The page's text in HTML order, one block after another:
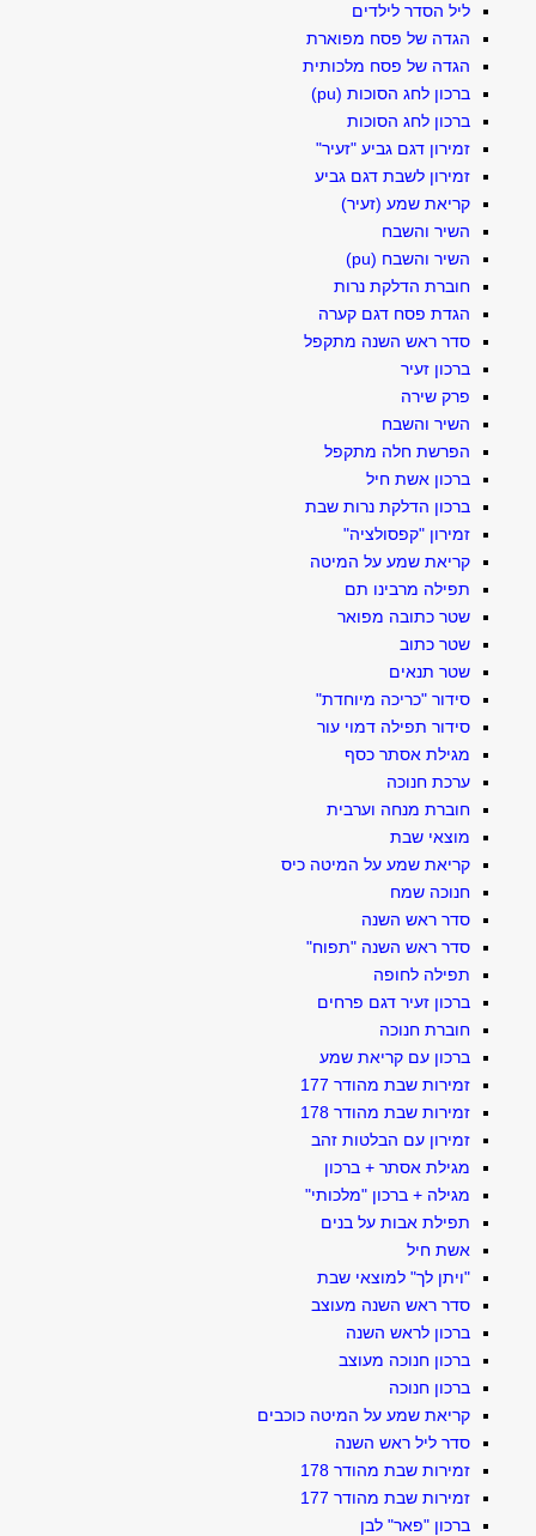
ליל הסדר לילדים
הגדה של פסח מפוארת
הגדה של פסח מלכותית
ברכון לחג הסוכות (pu)
ברכון לחג הסוכות
זמירון דגם גביע "זעיר"
זמירון לשבת דגם גביע
קריאת שמע (זעיר)
השיר והשבח
השיר והשבח (pu)
חוברת הדלקת נרות
הגדת פסח דגם קערה
סדר ראש השנה מתקפל
ברכון זעיר
פרק שירה
השיר והשבח
הפרשת חלה מתקפל
ברכון אשת חיל
ברכון הדלקת נרות שבת
זמירון "קפסולציה"
קריאת שמע על המיטה
תפילה מרבינו תם
שטר כתובה מפואר
שטר כתוב
שטר תנאים
סידור "כריכה מיוחדת"
סידור תפילה דמוי עור
מגילת אסתר כסף
ערכת חנוכה
חוברת מנחה וערבית
מוצאי שבת
קריאת שמע על המיטה כיס
חנוכה שמח
סדר ראש השנה
סדר ראש השנה "תפוח"
תפילה לחופה
ברכון זעיר דגם פרחים
חוברת חנוכה
ברכון עם קריאת שמע
זמירות שבת מהודר 177
זמירות שבת מהודר 178
זמירון עם הבלטות זהב
מגילת אסתר + ברכון
מגילה + ברכון "מלכותי"
תפילת אבות על בנים
אשת חיל
"ויתן לך" למוצאי שבת
סדר ראש השנה מעוצב
ברכון לראש השנה
ברכון חנוכה מעוצב
ברכון חנוכה
קריאת שמע על המיטה כוכבים
סדר ליל ראש השנה
זמירות שבת מהודר 178
זמירות שבת מהודר 177
ברכון "פאר" לבן